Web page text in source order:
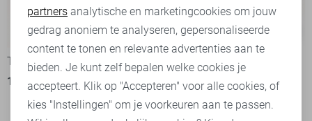
-50%
Tommy Jeans T-shirt
14,95
29,90
Tommy Jeans T-shirt
14,95 29,90
Marketing cookies
partners analytische en marketingcookies om jouw
gedrag anoniem te analyseren, gepersonaliseerde
content te tonen en relevante advertenties aan te
bieden. Je kunt zelf bepalen welke cookies je
accepteert. Klik op "Accepteren" voor alle cookies, of
kies "Instellingen" om je voorkeuren aan te passen.